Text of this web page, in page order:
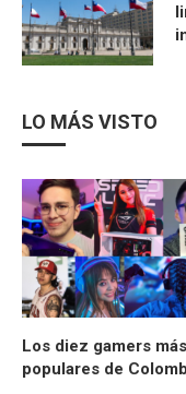
LO MÁS VISTO
Los diez gamers más
populares de